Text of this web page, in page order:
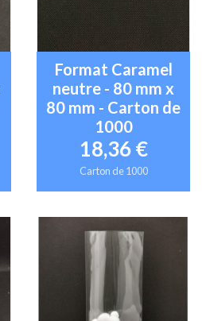
Format Caramel
neutre - 80 mm x
80 mm - Carton de
1000
18,36 €
Carton de 1000